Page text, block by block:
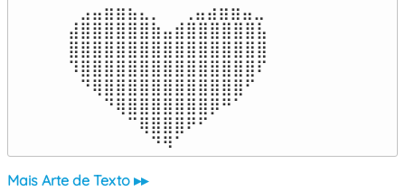
⠀⣠⣤⣶⣶⣦⣄⡀  ⠀⢀⣤⣴⣶⣶⣤⣀⠀
⣼⣿⣿⣿⣿⣿⣿⣷⣤⣾⣿⣿⣿⣿⣿⣿⣧
⣿⣿⣿⣿⣿⣿⣿⣿⣿⣿⣿⣿⣿⣿⣿⣿⣿
⠹⣿⣿⣿⣿⣿⣿⣿⣿⣿⣿⣿⣿⣿⣿⣿⠏
⠀⠙⢿⣿⣿⣿⣿⣿⣿⣿⣿⣿⣿⣿⣿⠋⠀
⠀⠀⠀⠙⢿⣿⣿⣿⣿⣿⣿⣿⡿⠛⠁⠀⠀
⠀⠀⠀⠀⠀⠉⢿⣿⣿⣿⠟⠋⠀⠀⠀⠀⠀
⠀⠀⠀⠀⠀⠀⠀⠙⠻⠁⠀⠀⠀⠀⠀⠀⠀⠀⠀⠀⠀⠀⠀
Mais Arte de Texto ▸▸